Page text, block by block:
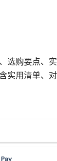
选购要点、
实用清单、